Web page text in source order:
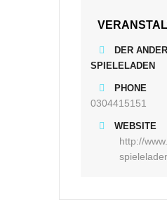
DER
SPIELELADEN
PHONE
0304415151
WEBSITE
http://